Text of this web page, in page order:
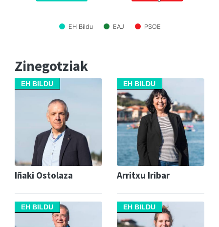
EH Bildu EAJ PSOE
Zinegotziak
EH BILDU
Iñaki Ostolaza
EH BILDU
Arritxu Iribar
EH BILDU EH BILDU